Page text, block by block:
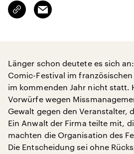
Link
kopieren/teilen
Email
Länger schon deutete es sich
Comic-Festival im
im kommenden Jahr nicht statt.
Vorwürfe wegen
Gewalt gegen den Veranstalter,
Ein Anwalt der Firma teilte mit,
machten die Organisation des
Die Entscheidung sei ohne